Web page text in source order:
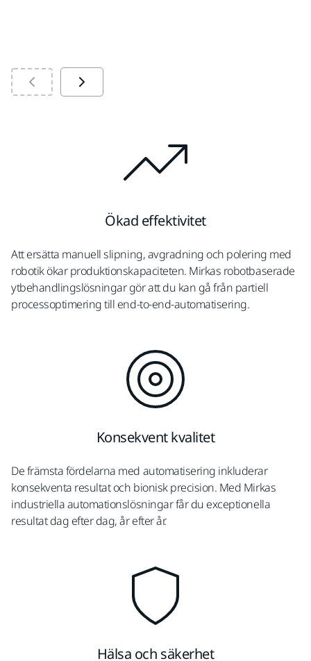
Ökad effektivitet
Att ersätta manuell slipning, avgradning och polering med
robotik ökar produktionskapaciteten. Mirkas robotbaserade
ytbehandlingslösningar gör att du kan gå från partiell
processoptimering till end-to-end-automatisering.
Konsekvent kvalitet
De främsta fördelarna med automatisering inkluderar
konsekventa resultat och bionisk precision. Med Mirkas
industriella automationslösningar får du exceptionella
resultat dag efter dag, år efter år.
Hälsa och säkerhet